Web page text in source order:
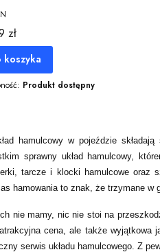
zł
koszyka
Produkt dostępny
hamulcowy w pojeździe
sprawny układ hamulcowy,
tarcze i klocki hamulcowe oraz
hamowania to znak, że trzymane w
nie mamy, nic nie stoi na
cena, ale także wyjątkowa
serwis układu hamulcowego. Z